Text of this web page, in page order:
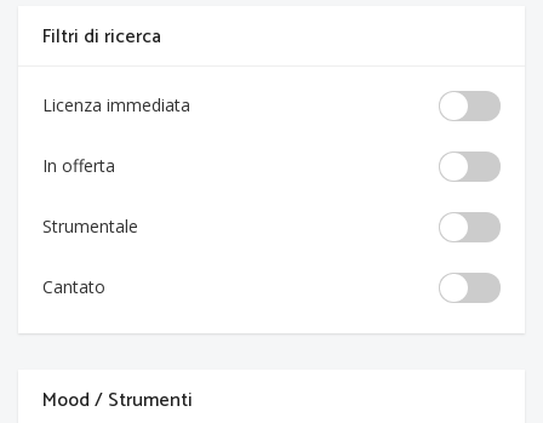
Filtri di ricerca
Licenza immediata
In offerta
Strumentale
Cantato
Mood / Strumenti